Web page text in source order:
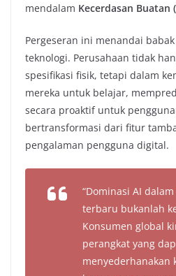
mendalam Kecerdasan Buatan
Pergeseran ini menandai
teknologi. Perusahaan tidak
spesifikasi fisik, tetapi dalam
mereka untuk belajar,
secara proaktif untuk
bertransformasi dari fitur
pengalaman pengguna digital.
“Dominasi AI
terbaru bukanlah
Konsumen global
perangkat yang
menyederhanakan